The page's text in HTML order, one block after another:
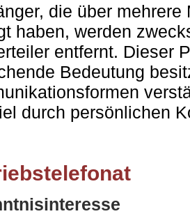
die über
haben, werden
entfernt. Dieser
Bedeutung
durch persönlichen